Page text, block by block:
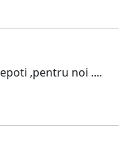
,pentru noi ....